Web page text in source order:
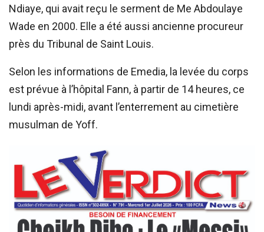
Ndiaye, qui avait reçu le serment de Me Abdoulaye
Wade en 2000. Elle a été aussi ancienne procureur
près du Tribunal de Saint Louis.
Selon les informations de Emedia, la levée du corps
est prévue à l’hôpital Fann, à partir de 14 heures, ce
lundi après-midi, avant l’enterrement au cimetière
musulman de Yoff.